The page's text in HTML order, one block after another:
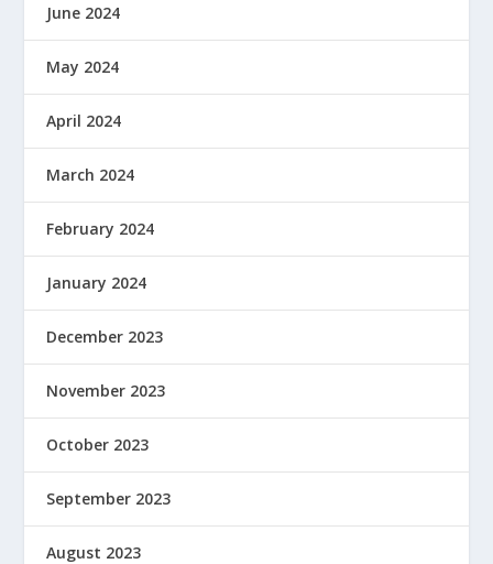
June 2024
May 2024
April 2024
March 2024
February 2024
January 2024
December 2023
November 2023
October 2023
September 2023
August 2023